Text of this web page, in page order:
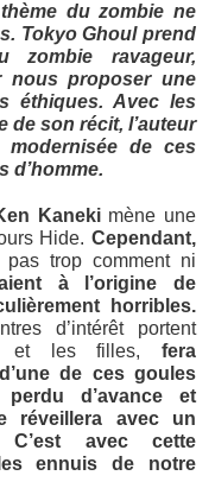
du zombie ne
Tokyo Ghoul prend
zombie ravageur,
nous proposer une
éthiques. Avec les
de son récit, l’auteur
de ces
d’homme.
Kanekimène une
Hide. Cependant,
trop comment ni
à l’origine de
horribles.
d’intérêt portent
et les filles, fera
de ces goules
d’avance et
réveillera avec un
avec cette
ennuis de notre